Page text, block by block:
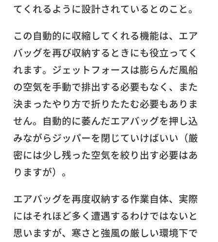
てくれるように設計されているとのこと。
この自動的に収縮してくれる機能は、エア
バッグを再び収納するときにも役立ってく
れます。ジェットフォースは膨らんだ風船
の空気を手動で排出する必要もなく、また
決まったやり方で折りたたむ必要もありま
せん。自動的に萎んだエアバッグを押し込
みながらジッパーを閉じていけばいい（厳
密には少し残った空気を絞り出す必要はあ
りますが）。
エアバッグを再度収納する作業自体、実際
にはそれほど多く遭遇するわけではないと
思いますが、寒さと強風の厳しい環境下で